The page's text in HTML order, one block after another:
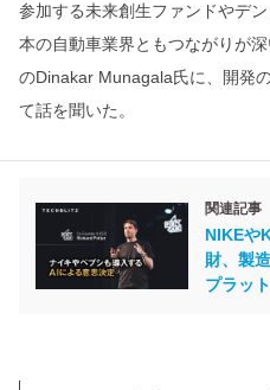
参加する未来創生ファンドやデ
本の自動車業界ともつながりが
のDinakar Munagala氏に、開発
て話を聞いた。
関連記事
NIKEや
財、製
プラッ